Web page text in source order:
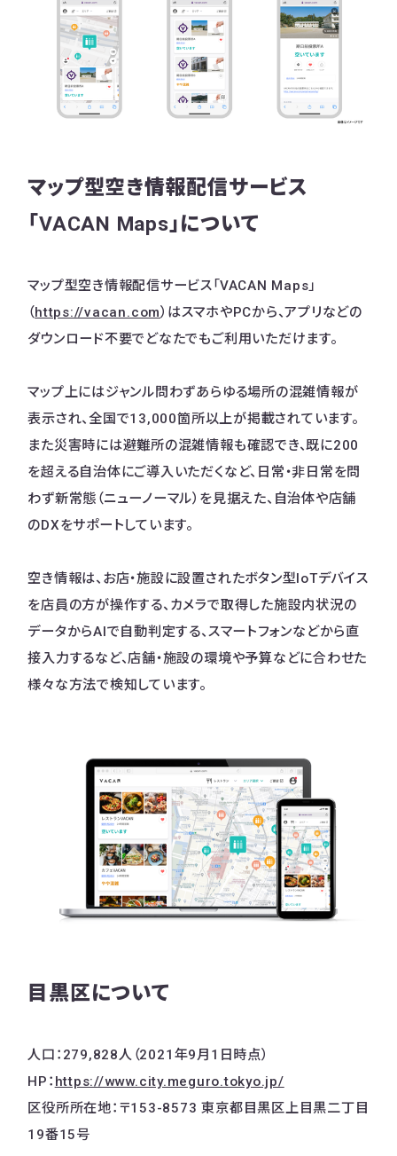
マップ型空き情報配信サービス
「VACAN Maps」について
マップ型空き情報配信サービス「VACAN Maps」
（https://vacan.com）はスマホやPCから、アプリなどの
ダウンロード不要でどなたでもご利用いただけます。
マップ上にはジャンル問わずあらゆる場所の混雑情報が
表示され、全国で13,000箇所以上が掲載されています。
また災害時には避難所の混雑情報も確認でき、既に200
を超える自治体にご導入いただくなど、日常・非日常を問
わず新常態（ニューノーマル）を見据えた、自治体や店舗
のDXをサポートしています。
空き情報は、お店・施設に設置されたボタン型IoTデバイス
を店員の方が操作する、カメラで取得した施設内状況の
データからAIで自動判定する、スマートフォンなどから直
接入力するなど、店舗・施設の環境や予算などに合わせた
様々な方法で検知しています。
目黒区について
人口：279,828人（2021年9月1日時点）
HP： https://www.city.meguro.tokyo.jp/
区役所所在地：〒153-8573 東京都目黒区上目黒二丁目
19番15号